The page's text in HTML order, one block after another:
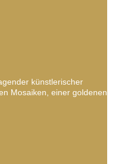
künstlerischer
Mosaiken, einer goldenen